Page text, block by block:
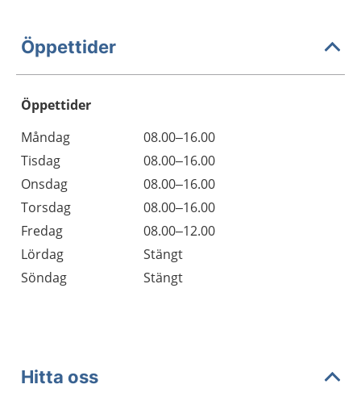
Öppettider
Öppettider
Dag
Öppettider
Kommentarer
Måndag
08.00–16.00
Tisdag
08.00–16.00
Onsdag
08.00–16.00
Torsdag
08.00–16.00
Fredag
08.00–12.00
Lördag
Stängt
Söndag
Stängt
Hitta oss